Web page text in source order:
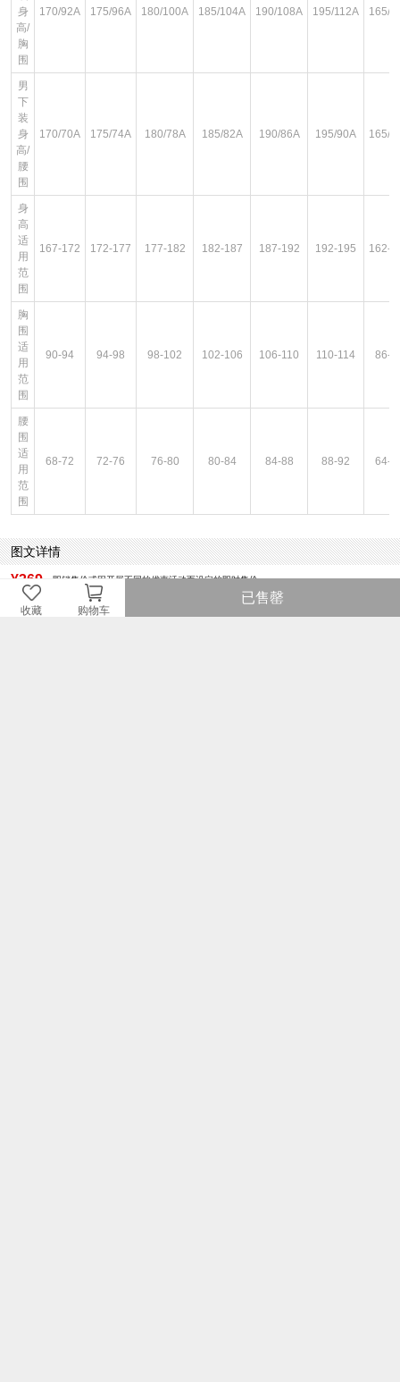
收藏 购物车
已售罄
身
高/
胸
围
170/92A 175/96A 180/100A 185/104A 190/108A 195/112A 165/
男
下
装
身
高/
腰
围
170/70A 175/74A 180/78A 185/82A 190/86A 195/90A 165/
身
高
适
用
范
围
167-172 172-177 177-182 182-187 187-192 192-195 162-
胸
围
适
用
范
围
90-94 94-98 98-102 102-106 106-110 110-114 86-
腰
围
适
用
范
围
68-72 72-76 76-80 80-84 84-88 88-92 64-
图文详情
¥369 即销售价或因开展不同的优惠活动而设定的即时售价。
¥369 品牌商建议零售价或牌价。